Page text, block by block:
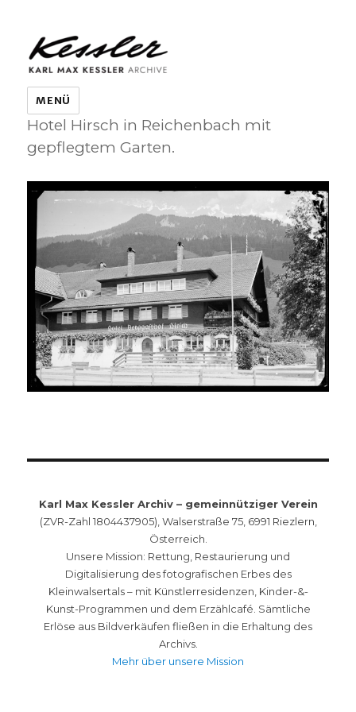
KARL MAX KESSLER ARCHIVE
MENÜ
Hotel Hirsch in Reichenbach mit
gepflegtem Garten.
Karl Max Kessler Archiv – gemeinnütziger Verein
(ZVR-Zahl 1804437905), Walserstraße 75, 6991 Riezlern,
Österreich.
Unsere Mission: Rettung, Restaurierung und
Digitalisierung des fotografischen Erbes des
Kleinwalsertals – mit Künstlerresidenzen, Kinder-&-
Kunst-Programmen und dem Erzählcafé. Sämtliche
Erlöse aus Bildverkäufen fließen in die Erhaltung des
Archivs.
Mehr über unsere Mission